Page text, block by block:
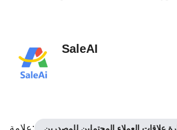
SaleAI
علامة: